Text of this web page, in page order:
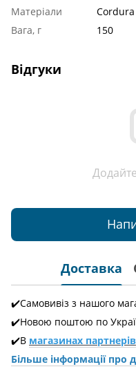
Матеріали
Вага, г
150
Відгуки
Доставка
✔️Самовивіз з нашого
✔️Новою поштою по
✔️В магазинах партнерів
Більше інформації про